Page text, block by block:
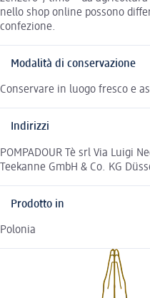
nello shop online possono
confezione.
Modalità di conservazione
Conservare in luogo fresco e
Indirizzi
POMPADOUR Tè srl Via Luigi
Teekanne GmbH & Co. KG
Prodotto in
Polonia